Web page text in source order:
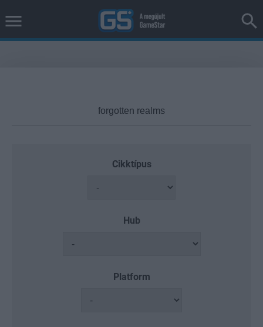
Cikktípus
Hub
Platform